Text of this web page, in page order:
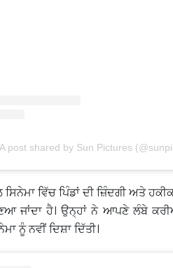
A post shared by Sun Pictures
ਸਿਨੇਮਾ ਵਿੱਚ ਪਿੰਡਾਂ ਦੀ ਜ਼ਿੰਦਗੀ ਅਤੇ
ਜਾਂਦਾ ਹੈ। ਉਨ੍ਹਾਂ ਨੇ ਆਪਣੇ ਲੰਬੇ
ਨੂੰ ਨਵੀਂ ਦਿਸ਼ਾ ਦਿੱਤੀ।